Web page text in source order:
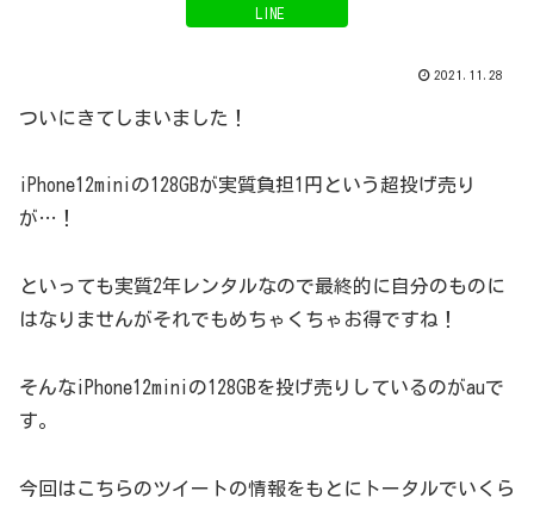
LINE
2021.11.28
ついにきてしまいました！
iPhone12miniの128GBが実質負担1円という超投げ売り
が…！
といっても実質2年レンタルなので最終的に自分のものに
はなりませんがそれでもめちゃくちゃお得ですね！
そんなiPhone12miniの128GBを投げ売りしているのがauで
す。
今回はこちらのツイートの情報をもとにトータルでいくら